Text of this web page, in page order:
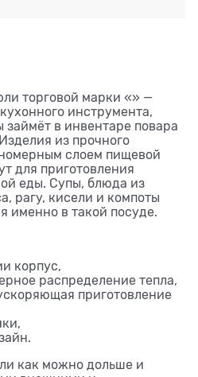
торговой марки «» —
инструмента,
займёт в инвентаре повара
из прочного
слоем пищевой
для приготовления
еды. Супы, блюда из
рагу, кисели и компоты
именно в такой посуде.
корпус,
распределение тепла,
приготовление
как можно дольше и